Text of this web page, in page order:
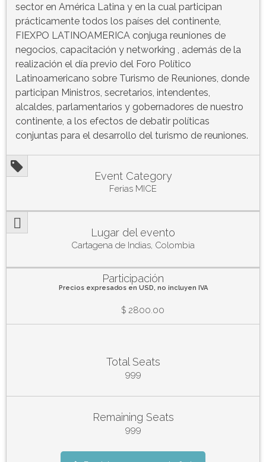
sector en América Latina y en la cual participan
prácticamente todos los países del continente,
FIEXPO LATINOAMERICA conjuga reuniones de
negocios, capacitación y networking , además de la
realización el día previo del Foro Político
Latinoamericano sobre Turismo de Reuniones, donde
participan Ministros, secretarios, intendentes,
alcaldes, parlamentarios y gobernadores de nuestro
continente, a los efectos de debatir políticas
conjuntas para el desarrollo del turismo de reuniones.
Event Category
Ferias MICE
Lugar del evento
Cartagena de Indias, Colombia
Participación
Precios expresados en USD, no incluyen IVA
$ 2800.00
Total Seats
999
Remaining Seats
999